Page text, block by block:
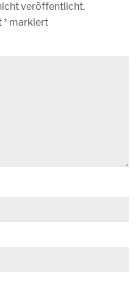
veröffentlicht.
* markiert